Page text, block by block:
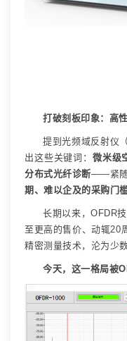
打破刻板印象：高
提到光频域反射仪（
出这些关键词： 微米级
分布式光纤诊断——紧
期、难以企及的采购门
长期以来，OFDR
至更高的售价、动辄20
精密测量技术，沦为少
今天，这一格局被